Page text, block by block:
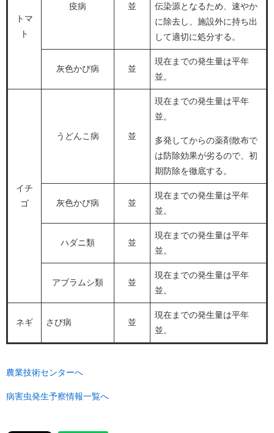
トマ
ト
疫病 並
伝染源となるため、速やか
に除去し、施設外に持ち出
して適切に処分する。
灰色かび病 並
現在までの発生量は平年
並。
イチ
ゴ
うどんこ病 並
現在までの発生量は平年
並。
多発してからの薬剤散布で
は防除効果が劣るので、初
期防除を徹底する。
灰色かび病 並
現在までの発生量は平年
並。
ハダニ類 並
現在までの発生量は平年
並。
アブラムシ類 並
現在までの発生量は平年
並。
ネギ さび病 並
現在までの発生量は平年
並。
農業技術センターへ
病害虫発生予察情報一覧へ